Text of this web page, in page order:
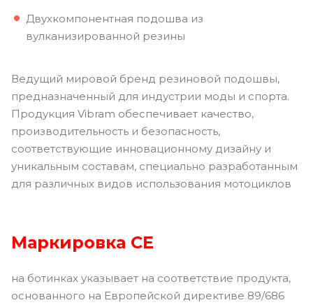
Двухкомпонентная подошва из
вулканизированной резины
Ведущий мировой бренд резиновой подошвы,
предназначенный для индустрии моды и спорта.
Продукция Vibram обеспечивает качество,
производительность и безопасность,
соответствующие инновационному дизайну и
уникальным составам, специально разработанным
для различных видов использования мотоциклов
Маркировка CE
на ботинках указывает на соответствие продукта,
основанного на Европейской директиве 89/686